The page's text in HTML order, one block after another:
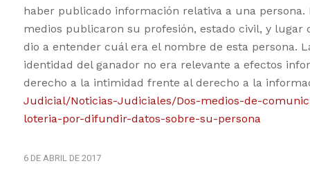
haber publicado información relativa a una
medios publicaron su profesión, estado civil, y lugar
dio a entender cuál era el nombre de esta persona.
identidad del ganador no era relevante a efectos
derecho a la intimidad frente al derecho a la
Judicial/Noticias-Judiciales/Dos-medios-de-
loteria-por-difundir-datos-sobre-su-persona
6 DE ABRIL DE 2017